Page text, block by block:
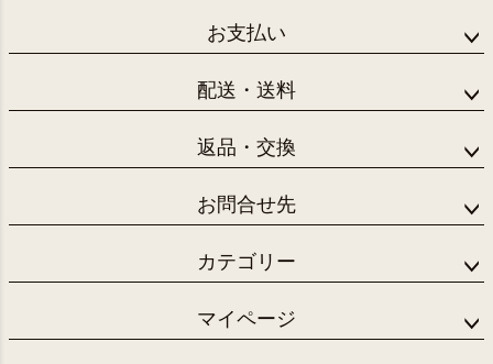
お支払い
配送・送料
返品・交換
お問合せ先
カテゴリー
マイページ